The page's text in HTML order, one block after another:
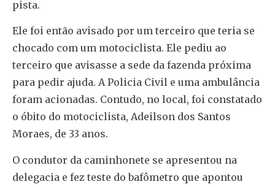
pista.
Ele foi então avisado por um terceiro que teria se
chocado com um motociclista. Ele pediu ao
terceiro que avisasse a sede da fazenda próxima
para pedir ajuda. A Policia Civil e uma ambulância
foram acionadas. Contudo, no local, foi constatado
o óbito do motociclista, Adeilson dos Santos
Moraes, de 33 anos.
O condutor da caminhonete se apresentou na
delegacia e fez teste do bafômetro que apontou